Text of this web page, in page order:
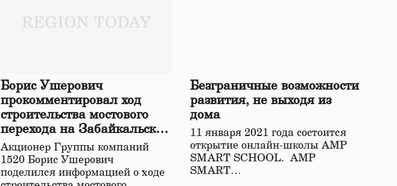
Борис Ушерович
прокомментировал ход
строительства мостового
перехода на Забайкальской
железной дороге
Акционер Группы компаний
1520 Борис Ушерович
поделился информацией о ходе
Безграничные возможности
развития, не выходя из
дома
11 января 2021 года состоится
открытие онлайн-школы АМР
SMART SCHOOL. АМР
SMART…